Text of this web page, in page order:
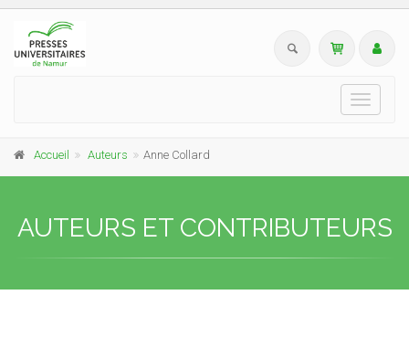
Toggle
Accueil Auteurs Anne Collard
AUTEURS ET CONTRIBUTEURS